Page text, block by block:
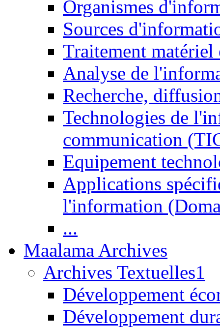
Organismes
Sources
Traitement matériel
Analyse de
Recherche,
Technologies de
communication
Equipement
Applications
l'information
...
Maalama Archives
Archives Textuelles1
Développement
Développement